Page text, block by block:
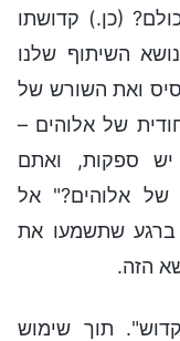
(כן.) קדושתו
השיתוף שלנו
ואת השורש של
של אלוהים –
ספקות, ואתם
אלוהים?" אל
שתשמעו את
הזה.
תוך שימוש